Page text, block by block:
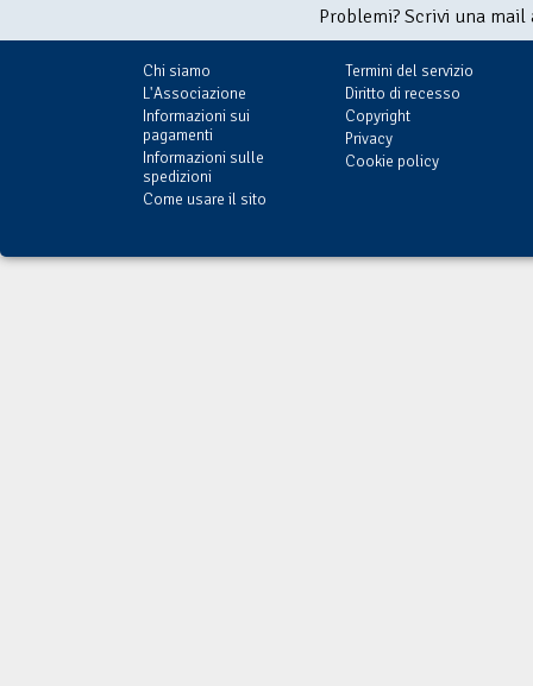
Problemi? Scrivi una
Chi siamo
L'Associazione
Informazioni sui
pagamenti
Informazioni sulle
spedizioni
Come usare il sito
Termini del servizio
Diritto di recesso
Copyright
Privacy
Cookie policy